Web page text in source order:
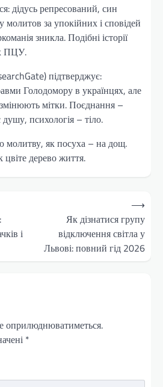
дідусь репресований, син
молитов за упокійних і сповідей
зникла. Подібні історії
ПЦУ.
підтверджує:
Голодомору в українцях, але
змінюють мітки. Поєднання –
психологія – тіло.
молитву, як посуха – на дощ.
дерево життя.
і
Як дізнатися групу
відключення світла у
Львові: повний гід 2026
⟶
оприлюднюватиметься.
*